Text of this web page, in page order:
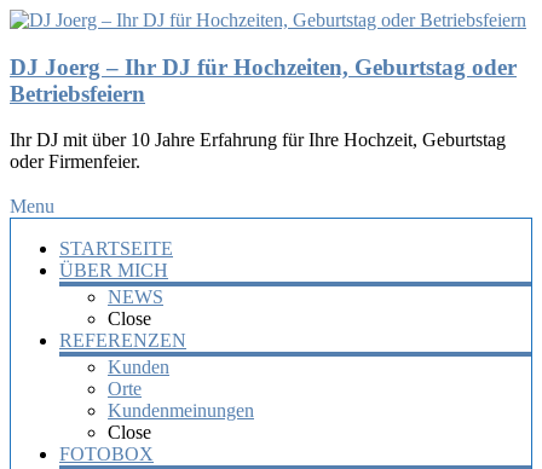
DJ Joerg – Ihr DJ für Hochzeiten, Geburtstag oder
Betriebsfeiern
Ihr DJ mit über 10 Jahre Erfahrung für Ihre Hochzeit, Geburtstag
oder Firmenfeier.
Menu
STARTSEITE
ÜBER MICH
NEWS
Close
REFERENZEN
Kunden
Orte
Kundenmeinungen
Close
FOTOBOX